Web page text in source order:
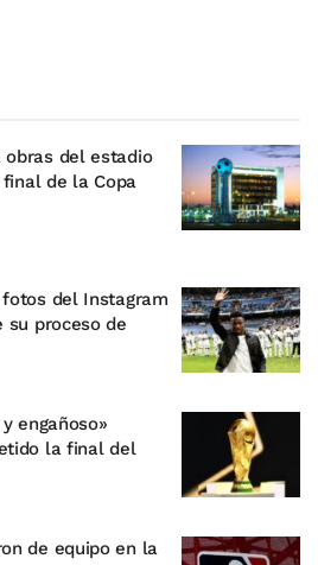
obras del estadio
de la Copa
del Instagram
su proceso de
engañoso»
la final del
de equipo en la